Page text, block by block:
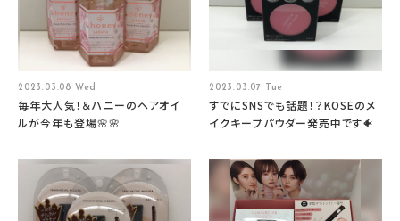
2023.03.08 Wed
毎年大人気！＆ハニーのヘアオイ
ルが今年も登場🌸🌸
2023.03.07 Tue
すでにSNSでも話題！？KOSEのメ
イクキープパウダー発売中です🐠